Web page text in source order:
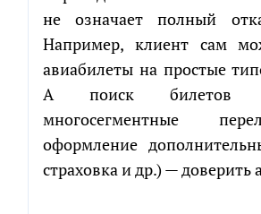
не означает полный
Например, клиент сам
авиабилеты на простые
А поиск билетов
многосегментные
оформление
страховка и др.) — доверить